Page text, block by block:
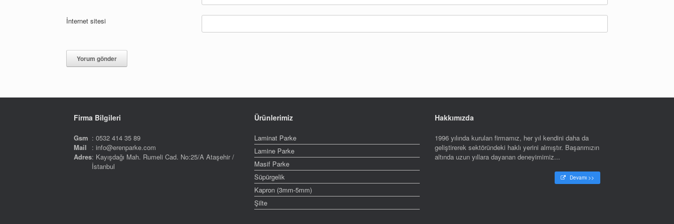
İnternet sitesi
Firma Bilgileri
Gsm : 0532 414 35 89
Mail
: info@erenparke.com
Adres: Kayışdağı Mah. Rumeli Cad. No:25/A Ataşehir /
İstanbul
Ürünlerimiz
Laminat Parke
Lamine Parke
Masif Parke
Süpürgelik
Kapron (3mm-5mm)
Şilte
Hakkımızda
1996 yılında kurulan firmamız, her yıl kendini daha da
geliştirerek sektöründeki haklı yerini almıştır. Başarımızın
altında uzun yıllara dayanan deneyimimiz...
Devamı >>